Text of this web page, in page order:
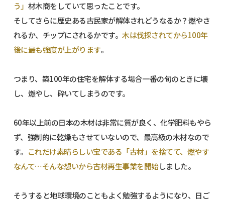
う」 材木商をしていて思ったことです。
そしてさらに歴史ある古民家が解体されどうなるか？燃やさ
れるか、チップにされるかです。木は伐採されてから100年
後に最も強度が上がります。
つまり、築100年の住宅を解体する場合一番の旬のときに壊
し、燃やし、砕いてしまうのです。
60年以上前の日本の木材は非常に質が良く、化学肥料もやら
ず、強制的に乾燥もさせていないので、最高級の木材なので
す。 これだけ素晴らしい宝である「古材」を捨てて、燃やす
なんて…そんな想いから古材再生事業を開始しました。
そうすると地球環境のこともよく勉強するようになり、日ご